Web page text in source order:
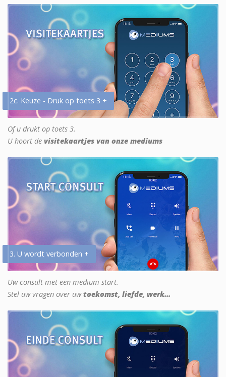
2c. Keuze - Druk op toets 3 +
Of u drukt op toets 3.
U hoort de visitekaartjes van onze mediums
3. U wordt verbonden +
Uw consult met een medium start.
Stel uw vragen over uwtoekomst, liefde, werk...